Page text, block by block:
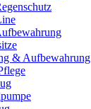
& Aufbewahrung